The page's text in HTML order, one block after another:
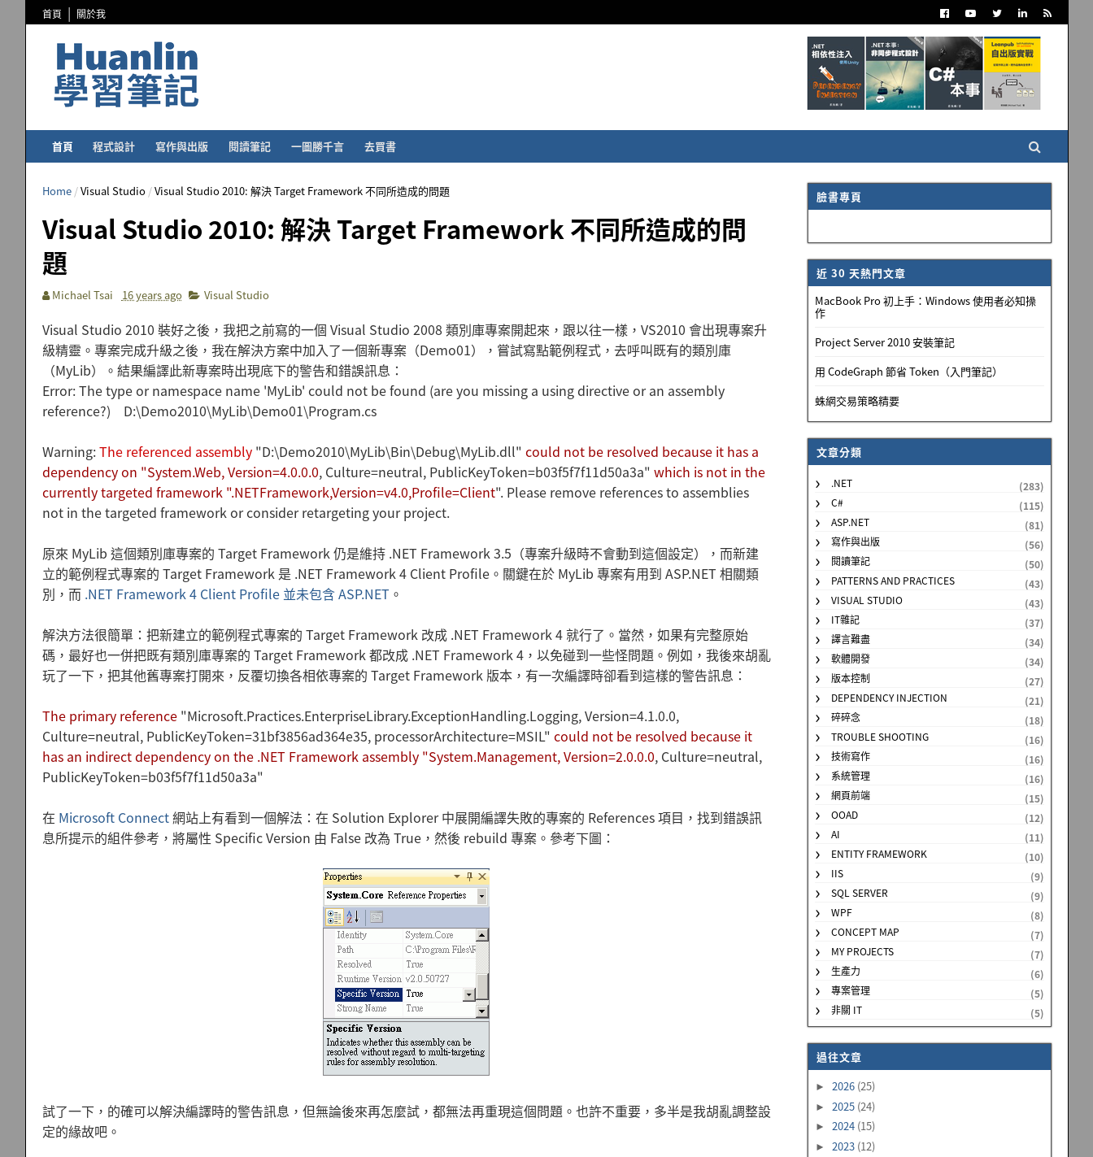
首頁 關於我
首頁 程式設計 寫作與出版 閱讀筆記 一圖勝千言 去買書
Home /Visual Studio /Visual Studio 2010: 解決 Target Framework 不同所造成的問題
Visual Studio 2010: 解決 Target Framework 不同所造成的問
題
Michael Tsai 16 years ago Visual Studio
Visual Studio 2010 裝好之後，我把之前寫的一個 Visual Studio 2008 類別庫專案開起來，跟以往一樣，VS2010 會出現專案升
級精靈。專案完成升級之後，我在解決方案中加入了一個新專案（Demo01），嘗試寫點範例程式，去呼叫既有的類別庫
（MyLib）。結果編譯此新專案時出現底下的警告和錯誤訊息：
Error: The type or namespace name 'MyLib' could not be found (are you missing a using directive or an assembly
reference?) D:\Demo2010\MyLib\Demo01\Program.cs
Warning:The referenced assembly"D:\Demo2010\MyLib\Bin\Debug\MyLib.dll" could not be resolved because it has a
dependency on "System.Web, Version=4.0.0.0, Culture=neutral, PublicKeyToken=b03f5f7f11d50a3a" which is not in the
currently targeted framework ".NETFramework,Version=v4.0,Profile=Client". Please remove references to assemblies
not in the targeted framework or consider retargeting your project.
原來 MyLib 這個類別庫專案的 Target Framework 仍是維持 .NET Framework 3.5（專案升級時不會動到這個設定），而新建
立的範例程式專案的 Target Framework 是 .NET Framework 4 Client Profile。關鍵在於 MyLib 專案有用到 ASP.NET 相關類
別，而 .NET Framework 4 Client Profile 並未包含 ASP.NET 。
解決方法很簡單：把新建立的範例程式專案的 Target Framework 改成 .NET Framework 4 就行了。當然，如果有完整原始
碼，最好也一併把既有類別庫專案的 Target Framework 都改成 .NET Framework 4，以免碰到一些怪問題。例如，我後來胡亂
玩了一下，把其他舊專案打開來，反覆切換各相依專案的 Target Framework 版本，有一次編譯時卻看到這樣的警告訊息：
The primary reference"Microsoft.Practices.EnterpriseLibrary.ExceptionHandling.Logging, Version=4.1.0.0,
Culture=neutral, PublicKeyToken=31bf3856ad364e35, processorArchitecture=MSIL" could not be resolved because it
has an indirect dependency on the .NET Framework assembly "System.Management, Version=2.0.0.0, Culture=neutral,
PublicKeyToken=b03f5f7f11d50a3a"
在 Microsoft Connect網站上有看到一個解法：在 Solution Explorer 中展開編譯失敗的專案的 References 項目，找到錯誤訊
息所提示的組件參考，將屬性 Specific Version 由 False 改為 True，然後 rebuild 專案。參考下圖：
試了一下，的確可以解決編譯時的警告訊息，但無論後來再怎麼試，都無法再重現這個問題。也許不重要，多半是我胡亂調整設
定的緣故吧。
臉書專頁
近 30 天熱門文章
MacBook Pro 初上手：Windows 使用者必知操
作
Project Server 2010 安裝筆記
用 CodeGraph 節省 Token（入門筆記）
蛛網交易策略精要
文章分類
.NET
(283)
C#
(115)
ASP.NET
(81)
寫作與出版
(56)
閱讀筆記
(50)
PATTERNS AND PRACTICES
(43)
VISUAL STUDIO
(43)
IT雜記
(37)
譯言難盡
(34)
軟體開發
(34)
版本控制
(27)
DEPENDENCY INJECTION
(21)
碎碎念
(18)
TROUBLE SHOOTING
(16)
技術寫作
(16)
系統管理
(16)
網頁前端
(15)
OOAD
(12)
AI
(11)
ENTITY FRAMEWORK
(10)
IIS
(9)
SQL SERVER
(9)
WPF
(8)
CONCEPT MAP
(7)
MY PROJECTS
(7)
生產力
(6)
專案管理
(5)
非關 IT
(5)
過往文章
► 2026 (25)
► 2025 (24)
► 2024 (15)
► 2023 (12)